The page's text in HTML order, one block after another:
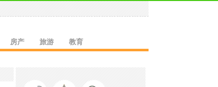
房产 旅游 教育